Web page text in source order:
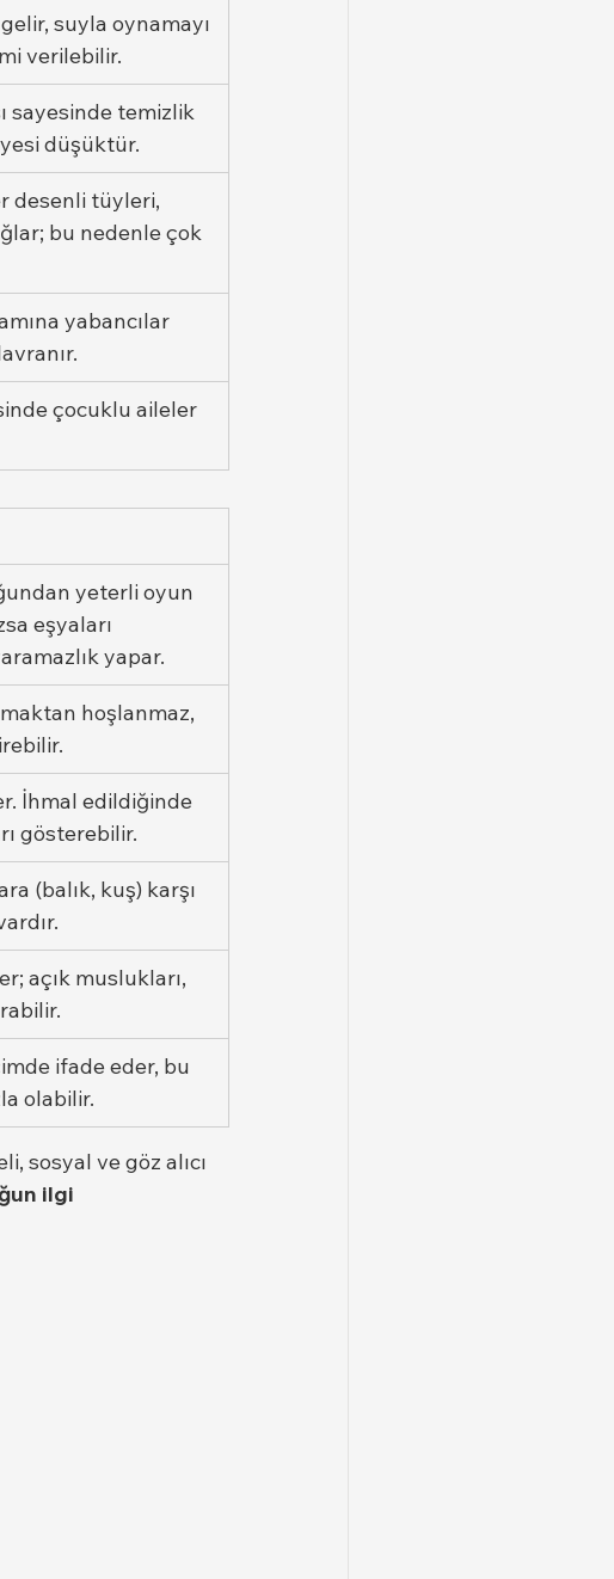
suyla oynamayı
verilebilir.
sayesinde temizlik
düşüktür.
desenli tüyleri,
bu nedenle çok
yabancılar
çocuklu aileler
yeterli oyun
eşyaları
yapar.
hoşlanmaz,
İhmal edildiğinde
gösterebilir.
(balık, kuş) karşı
açık muslukları,
ifade eder, bu
olabilir.
sosyal ve göz alıcı
ilgi